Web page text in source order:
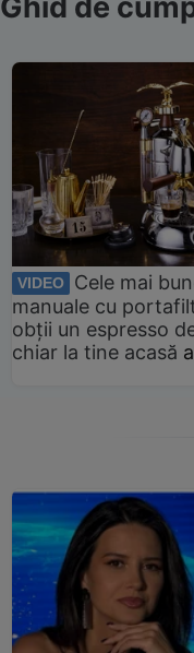
Ghid de
VIDEO
Cele mai
manuale cu
obții un espresso
chiar la tine acasă